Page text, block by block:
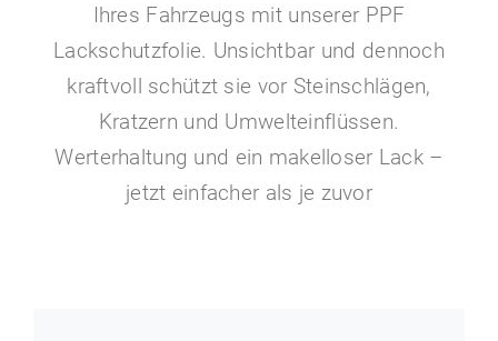
Ihres Fahrzeugs mit unserer PPF
Lackschutzfolie. Unsichtbar und dennoch
kraftvoll schützt sie vor Steinschlägen,
Kratzern und Umwelteinflüssen.
Werterhaltung und ein makelloser Lack –
jetzt einfacher als je zuvor